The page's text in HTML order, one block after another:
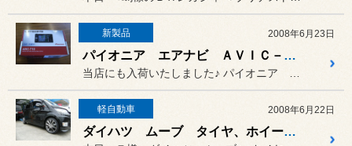
新製品 2008年6月23日
パイオニア エアナビ ＡＶＩＣ－Ｔ１０
軽自動車 2008年6月22日
ダイハツ ムーブ タイヤ、ホイール、足回り取り付け